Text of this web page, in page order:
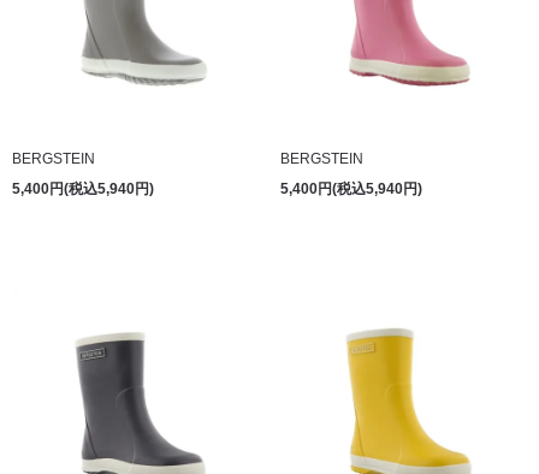
BERGSTEIN
5,400円(税込5,940円)
BERGSTEIN
5,400円(税込5,940円)